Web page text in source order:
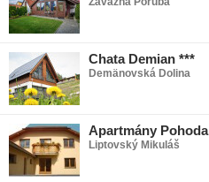
Chata Demian ***
Demänovská Dolina
Apartmány Pohoda
Liptovský Mikuláš